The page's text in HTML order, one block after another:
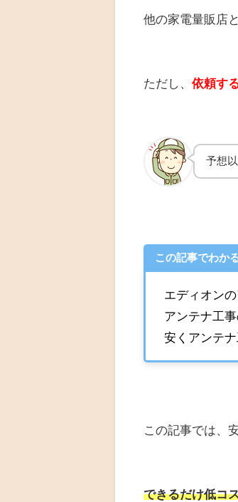
他の家電量販店
ただし、依頼す
予想
この記事でわか
エディオン
アンテナ工
安くアンテ
この記事では、
できるだけ低コ